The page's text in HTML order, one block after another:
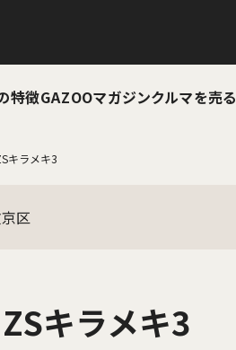
特徴GAZOOマガジンクルマを売る
キラメキ3
区
キラメキ3